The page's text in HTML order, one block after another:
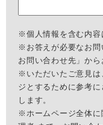
※個人情報を含む内容
※お答えが必要なお問
お問い合わせ先」から
※いただいたご意見は
ジとするために参考
します。
※ホームページ全体に